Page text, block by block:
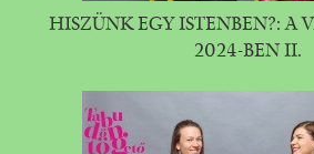
HISZÜNK EGY ISTENBEN?: A
2024-BEN II.